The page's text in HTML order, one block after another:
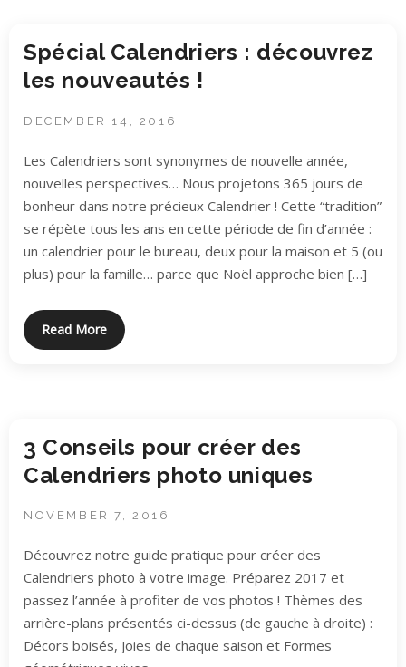
Spécial Calendriers : découvrez
les nouveautés !
DECEMBER 14, 2016
Les Calendriers sont synonymes de nouvelle année,
nouvelles perspectives… Nous projetons 365 jours de
bonheur dans notre précieux Calendrier ! Cette “tradition”
se répète tous les ans en cette période de fin d’année :
un calendrier pour le bureau, deux pour la maison et 5 (ou
plus) pour la famille… parce que Noël approche bien […]
Read More
3 Conseils pour créer des
Calendriers photo uniques
NOVEMBER 7, 2016
Découvrez notre guide pratique pour créer des
Calendriers photo à votre image. Préparez 2017 et
passez l’année à profiter de vos photos ! Thèmes des
arrière-plans présentés ci-dessus (de gauche à droite) :
Décors boisés, Joies de chaque saison et Formes